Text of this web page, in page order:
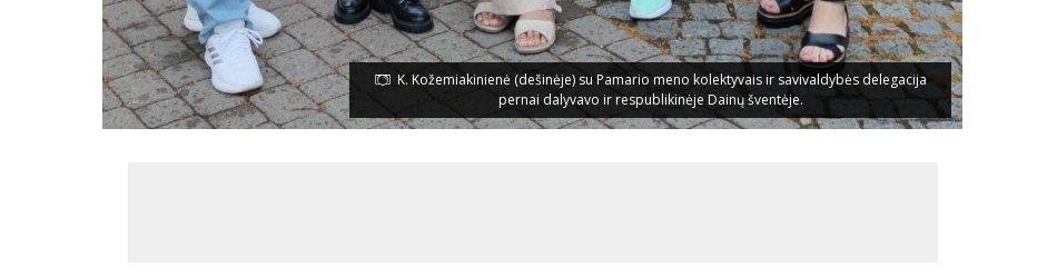
K. Kožemiakinienė (dešinėje) su Pamario meno kolektyvais ir savivaldybės delegacija
pernai dalyvavo ir respublikinėje Dainų šventėje.